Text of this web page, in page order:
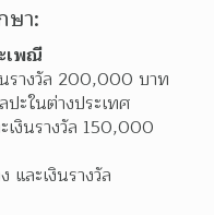
า:
เพณี
รางวัล 200,000 บาท
ะในต่างประเทศ
เงินรางวัล 150,000
ละเงินรางวัล